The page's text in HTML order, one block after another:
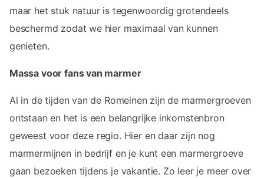
maar het stuk natuur is tegenwoordig grotendeels
beschermd zodat we hier maximaal van kunnen
genieten.
Massa voor fans van marmer
Al in de tijden van de Romeinen zijn de marmergroeven
ontstaan en het is een belangrijke inkomstenbron
geweest voor deze regio. Hier en daar zijn nog
marmermijnen in bedrijf en je kunt een marmergroeve
gaan bezoeken tijdens je vakantie. Zo leer je meer over